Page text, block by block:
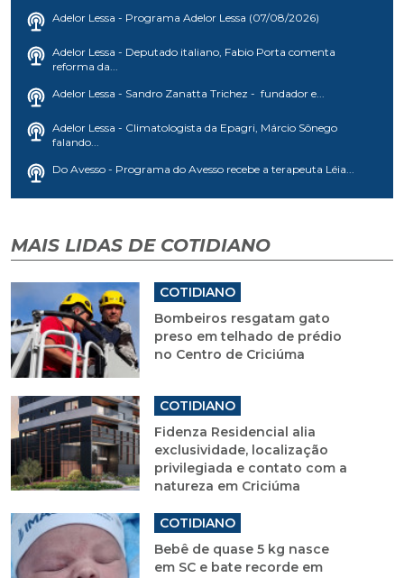
Adelor Lessa - Programa Adelor Lessa (07/08/2026)
Adelor Lessa - Deputado italiano, Fabio Porta comenta
reforma da...
Adelor Lessa - Sandro Zanatta Trichez - fundador e...
Adelor Lessa - Climatologista da Epagri, Márcio Sônego
falando...
Do Avesso - Programa do Avesso recebe a terapeuta Léia...
MAIS LIDAS DE COTIDIANO
COTIDIANO
Bombeiros resgatam gato
preso em telhado de prédio
no Centro de Criciúma
COTIDIANO
Fidenza Residencial alia
exclusividade, localização
privilegiada e contato com a
natureza em Criciúma
COTIDIANO
Bebê de quase 5 kg nasce
em SC e bate recorde em